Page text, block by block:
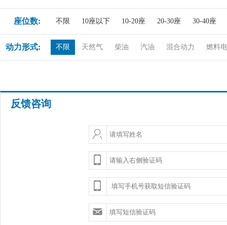
座位数: 不限 10座以下 10-20座 20-30座 30-40座
动力形式: 不限 天然气 柴油 汽油 混合动力 燃料
反馈咨询